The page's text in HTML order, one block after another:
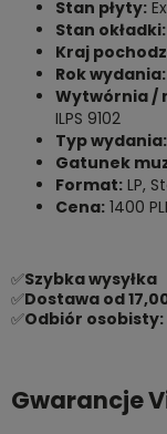
Stan płyty:
Stan okładki:
Kraj
Rok wydania:
Wytwórnia /
ILPS 9102
Typ wydania:
Gatunek
Format: LP,
Cena: 1400
✅Szybka wysyłka
✅Dostawa od
✅Odbiór
Gwarancje